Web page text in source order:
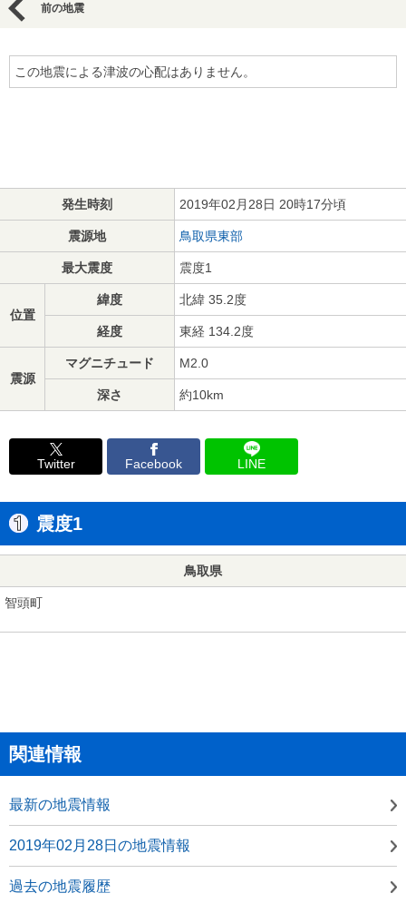
前の地震
この地震による津波の心配はありません。
発生時刻 2019年02月28日 20時17分頃
震源地 鳥取県東部
最大震度 震度1
位置
緯度 北緯 35.2度
経度 東経 134.2度
震源
マグニチュード M2.0
深さ 約10km
Twitter Facebook LINE
震度1
鳥取県
智頭町
関連情報
最新の地震情報
2019年02月28日の地震情報
過去の地震履歴